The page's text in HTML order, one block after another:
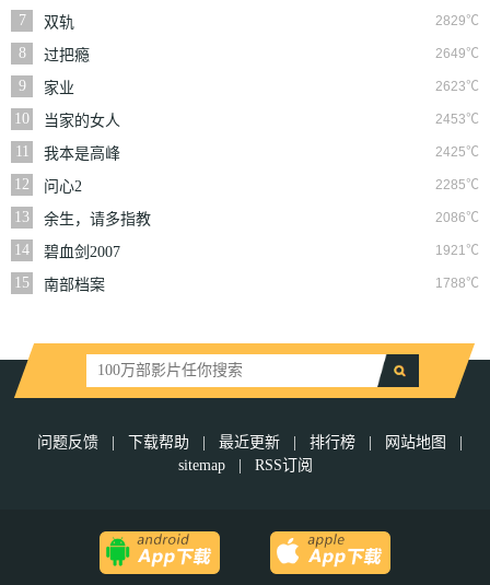
7
2829℃
双轨
8
2649℃
过把瘾
9
2623℃
家业
10
2453℃
当家的女人
11
2425℃
我本是高峰
12
2285℃
问心2
13
2086℃
余生，请多指教
14
1921℃
碧血剑2007
15
1788℃
南部档案
问题反馈 下载帮助 最近更新 排行榜 网站地图
sitemap
RSS订阅